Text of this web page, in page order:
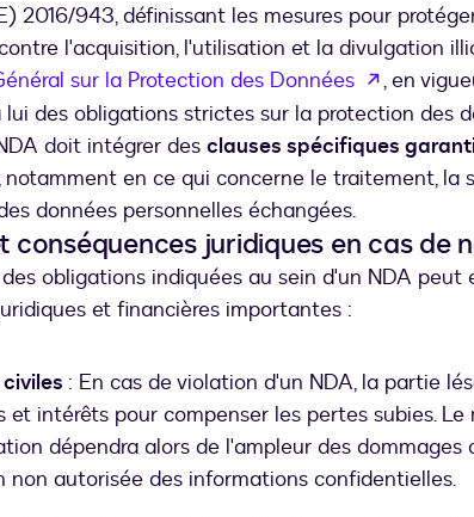
2016/943, définissant les mesures pour
l'acquisition, l'utilisation et la divulgation
sur la Protection des Données s’ouvre
, en
des obligations strictes sur la protection des
doit intégrer des clauses spécifiques
notamment en ce qui concerne le traitement, la
données personnelles échangées.
conséquences juridiques en cas de
obligations indiquées au sein d'un NDA peut
et financières importantes :
: En cas de violation d'un NDA, la partie
et intérêts pour compenser les pertes subies.
dépendra alors de l'ampleur des dommages
non autorisée des informations confidentielles.